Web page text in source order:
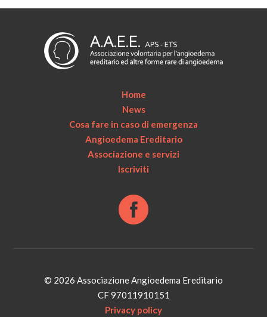
Home
News
Cosa fare in caso di emergenza
Angioedema Ereditario
Associazione e servizi
Iscriviti
© 2026 Associazione Angioedema Ereditario
CF 97011910151
Privacy policy